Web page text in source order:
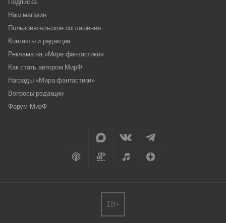
Подписка
Наш магазин
Пользовательское соглашение
Контакты и редакция
Реклама на «Мире фантастики»
Как стать автором МирФ
Награды «Мира фантастики»
Вопросы редакции
Форум МирФ
18+